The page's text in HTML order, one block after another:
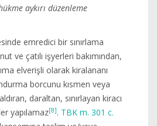
aykırı düzenleme
emredici bir sınırlama
ve çatılı işyerleri bakımından,
elverişli olarak kiralananı
borcunu kısmen veya
daraltan, sınırlayan kiracı
yapılamaz[8]. TBK m. 301 c.